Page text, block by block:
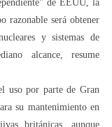
de EEUU, la
razonable será obtener
y sistemas de
alcance, resume
uso por parte de Gran
su mantenimiento en
británicas, aunque